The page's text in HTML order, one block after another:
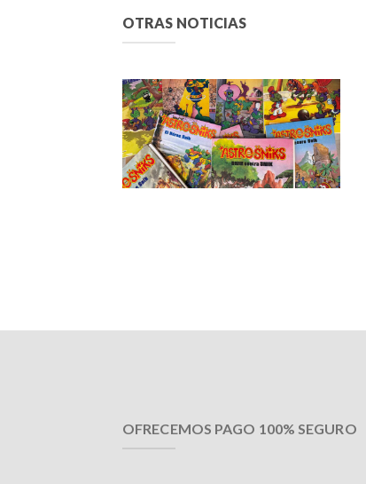
OTRAS NOTICIAS
OFRECEMOS PAGO 100% SEGURO